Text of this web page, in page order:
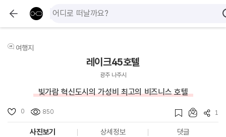
여행지
레이크45호텔
광주 나주시
빛가람 혁신도시의 가성비 최고의 비즈니스 호텔
0 850 1
사진보기 상세정보 댓글